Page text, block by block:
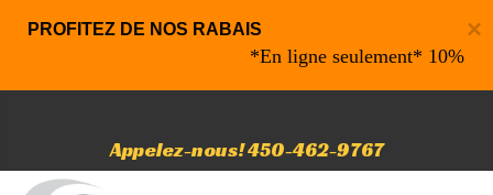
×
PROFITEZ DE NOS RABAIS
*En ligne seulement* 10% de
Appelez-nous! 450-462-9767